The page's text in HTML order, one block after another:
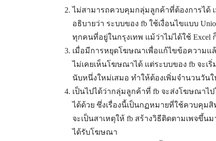
ไม่สามารถควบคุมกลุ่มลูกค้าที่ต้องการได้
อธิบายว่า ระบบของ fb ใช้เงื่อนไขแบบ
ทุกคนที่อยู่ในกรุงเทพ แม้ว่าไม่ได้ใช้
เมื่อมีการหยุดโฆษณาเพื่อแก้ไขข้อความ
ไม่เคยเห็นโฆษณาได้ แต่ระบบของ fb จะ
นับหนึ่งใหม่เสมอ ทำให้ต้องเพิ่มจำนวนวัน
เป็นไปได้ว่ากลุ่มลูกค้าที่ fb จะส่งโฆษณาไ
ได้ด้วย ซึ่งเรื่องนี้เป็นกฏหมายที่ใช้ควบคุม
จะเป็นสาเหตุให้ fb สร้างวิธีติดตามเพจขึ้
ได้รับโฆษณา